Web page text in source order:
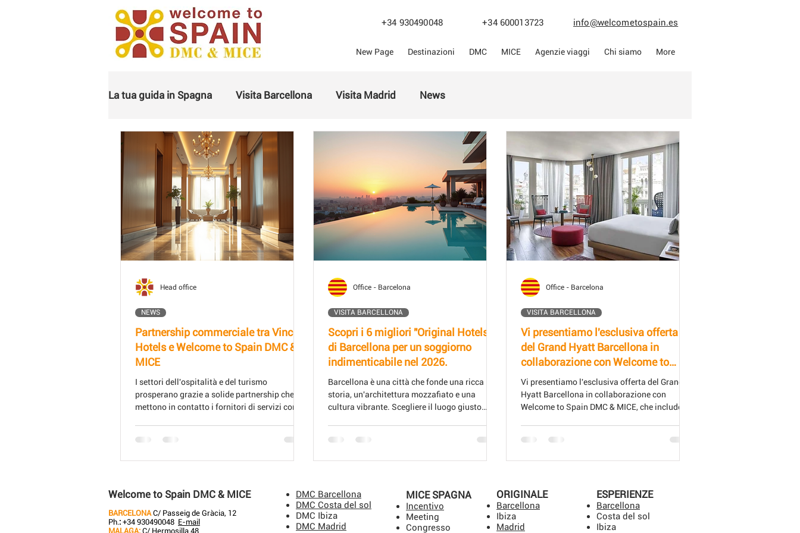
+34 930490048 +34 600013723 info@welcometospain.es
New Page Destinazioni DMC MICE Agenzie viaggi Chi siamo More
La tua guida in Spagna Visita Barcellona Visita Madrid News
Partnership commerciale tra Vincci
Hotels e Welcome to Spain DMC &
MICE
I settori dell'ospitalità e del turismo
prosperano grazie a solide partnership che
mettono in contatto i fornitori di servizi con i
Hotels e Welcome to Spain DMC & MICE
unisce la reputazione di Vincci Hotels per la
NEWS
Head office
Scopri i 6 migliori "Original Hotels"
di Barcellona per un soggiorno
indimenticabile nel 2026.
Barcellona è una città che fonde una ricca
storia, un'architettura mozzafiato e una
cultura vibrante. Scegliere il luogo giusto
to Spain DMC & MICE ha selezionato sei hotel
offrono molto più di un semplice alloggio:
garantiscono un'atmosfera memorab
VISITA BARCELLONA
Office - Barcelona
Vi presentiamo l'esclusiva offerta
del Grand Hyatt Barcellona in
collaborazione con Welcome to
Spain DMC & MICE, che include il
trasferimento aeroportuale gratuito.
Vi presentiamo l'esclusiva offerta del Grand
Hyatt Barcellona in collaborazione con
Welcome to Spain DMC & MICE, che include il
VISITA BARCELLONA
Office - Barcelona
Welcome to Spain DMC & MICE
BARCELONAC/ Passeig de Gràcia, 12
Ph.: +34 930490048 E-mail
MALAGA: C/ Hermosilla 48
DMC Barcellona
DMC Costa del sol
DMC Ibiza
DMC Madrid
MICE SPAGNA
Incentivo
Meeting
Congresso
ORIGINALE
Barcellona
Ibiza
Madrid
ESPERIENZE
Barcellona
Costa del sol
Ibiza